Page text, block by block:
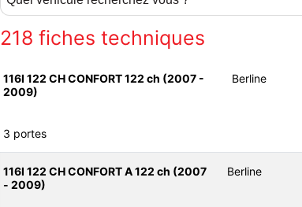
218 fiches techniques
116I 122 CH CONFORT 122 ch (2007 -
2009)
Berline
3 portes
116I 122 CH CONFORT A 122 ch (2007
- 2009)
Berline